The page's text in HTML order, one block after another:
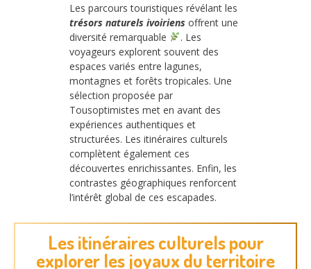
Les parcours touristiques révélant les
trésors naturels ivoiriens offrent une
diversité remarquable
. Les
voyageurs explorent souvent des
espaces variés entre lagunes,
montagnes et forêts tropicales. Une
sélection proposée par
Tousoptimistes met en avant des
expériences authentiques et
structurées. Les itinéraires culturels
complètent également ces
découvertes enrichissantes. Enfin, les
contrastes géographiques renforcent
l’intérêt global de ces escapades.
Les itinéraires culturels pour
explorer les joyaux du territoire